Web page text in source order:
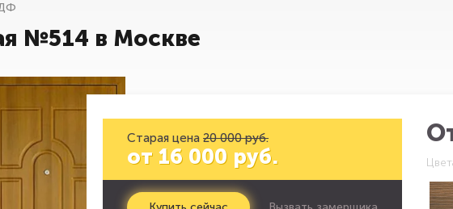
№514 в Москве
Старая цена 20 000 руб.
от 16 000 руб.